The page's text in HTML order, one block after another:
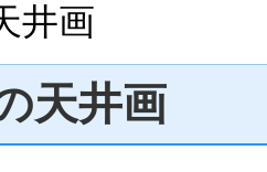
井画
天井画